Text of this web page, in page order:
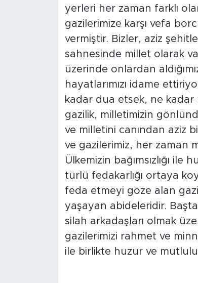
yerleri her zaman farklı
gazilerimize karşı vefa
vermiştir. Bizler, aziz
sahnesinde millet olarak
üzerinde onlardan
hayatlarımızı idame
kadar dua etsek, ne kadar
gazilik, milletimizin
ve milletini canından aziz
ve gazilerimiz, her zaman
Ülkemizin bağımsızlığı
türlü fedakarlığı ortaya
feda etmeyi göze alan
yaşayan abideleridir.
silah arkadaşları olmak
gazilerimizi rahmet ve
ile birlikte huzur ve